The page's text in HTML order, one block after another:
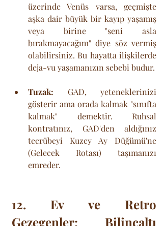
üzerinde Venüs varsa, geçmişte
aşka dair büyük bir kayıp yaşamış
veya birine "seni asla
bırakmayacağım" diye söz vermiş
olabilirsiniz. Bu hayatta ilişkilerde
deja-vu yaşamanızın sebebi budur.
Tuzak: GAD, yeteneklerinizi
gösterir ama orada kalmak "sınıfta
kalmak" demektir. Ruhsal
kontratınız, GAD'den aldığınız
tecrübeyi Kuzey Ay Düğümü'ne
(Gelecek Rotası) taşımanızı
emreder.
12. Ev ve Retro
Gezegenler: Bilinçaltı